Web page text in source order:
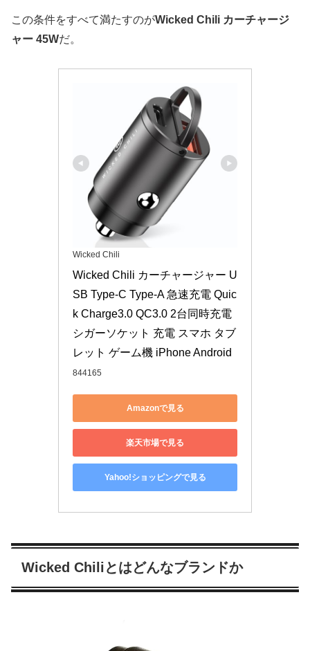
この条件をすべて満たすのがWicked Chili カーチャージ
ャー 45Wだ。
Wicked Chili
Wicked Chili カーチャージャー U
SB Type-C Type-A 急速充電 Quic
k Charge3.0 QC3.0 2台同時充電
シガーソケット 充電 スマホ タブ
レット ゲーム機 iPhone Android
844165
Amazonで見る
楽天市場で見る
Yahoo!ショッピングで見る
Wicked Chiliとはどんなブランドか